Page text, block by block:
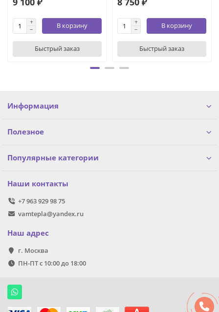
В корзину
Быстрый заказ
В корзину
Быстрый заказ
Информация
Полезное
Популярные категории
Наши контакты
+7 963 929 98 75
vamtepla@yandex.ru
Наш адрес
г. Москва
ПН-ПТ с 10:00 до 18:00